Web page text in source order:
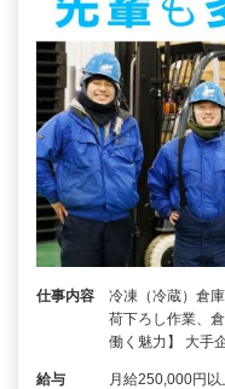
仕事内容
冷凍（冷蔵）倉
荷下ろし作業、
働く魅力】 大手
給与 月給250,000円